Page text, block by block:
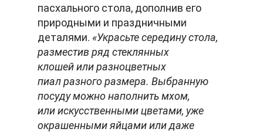
пасхального стола, дополнив его
природными и праздничными
деталями. «Украсьте середину стола,
разместив ряд стеклянных
клошей или разноцветных
пиал разного размера. Выбранную
посуду можно наполнить мхом,
или искусственными цветами, уже
окрашенными яйцами или даже